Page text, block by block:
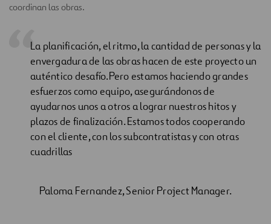
coordinan las obras.
La planificación, el ritmo, la cantidad de personas y la
envergadura de las obras hacen de este proyecto un
auténtico desafío.Pero estamos haciendo grandes
esfuerzos como equipo, asegurándonos de
ayudarnos unos a otros a lograr nuestros hitos y
plazos de finalización. Estamos todos cooperando
con el cliente, con los subcontratistas y con otras
cuadrillas
Paloma Fernandez, Senior Project Manager.